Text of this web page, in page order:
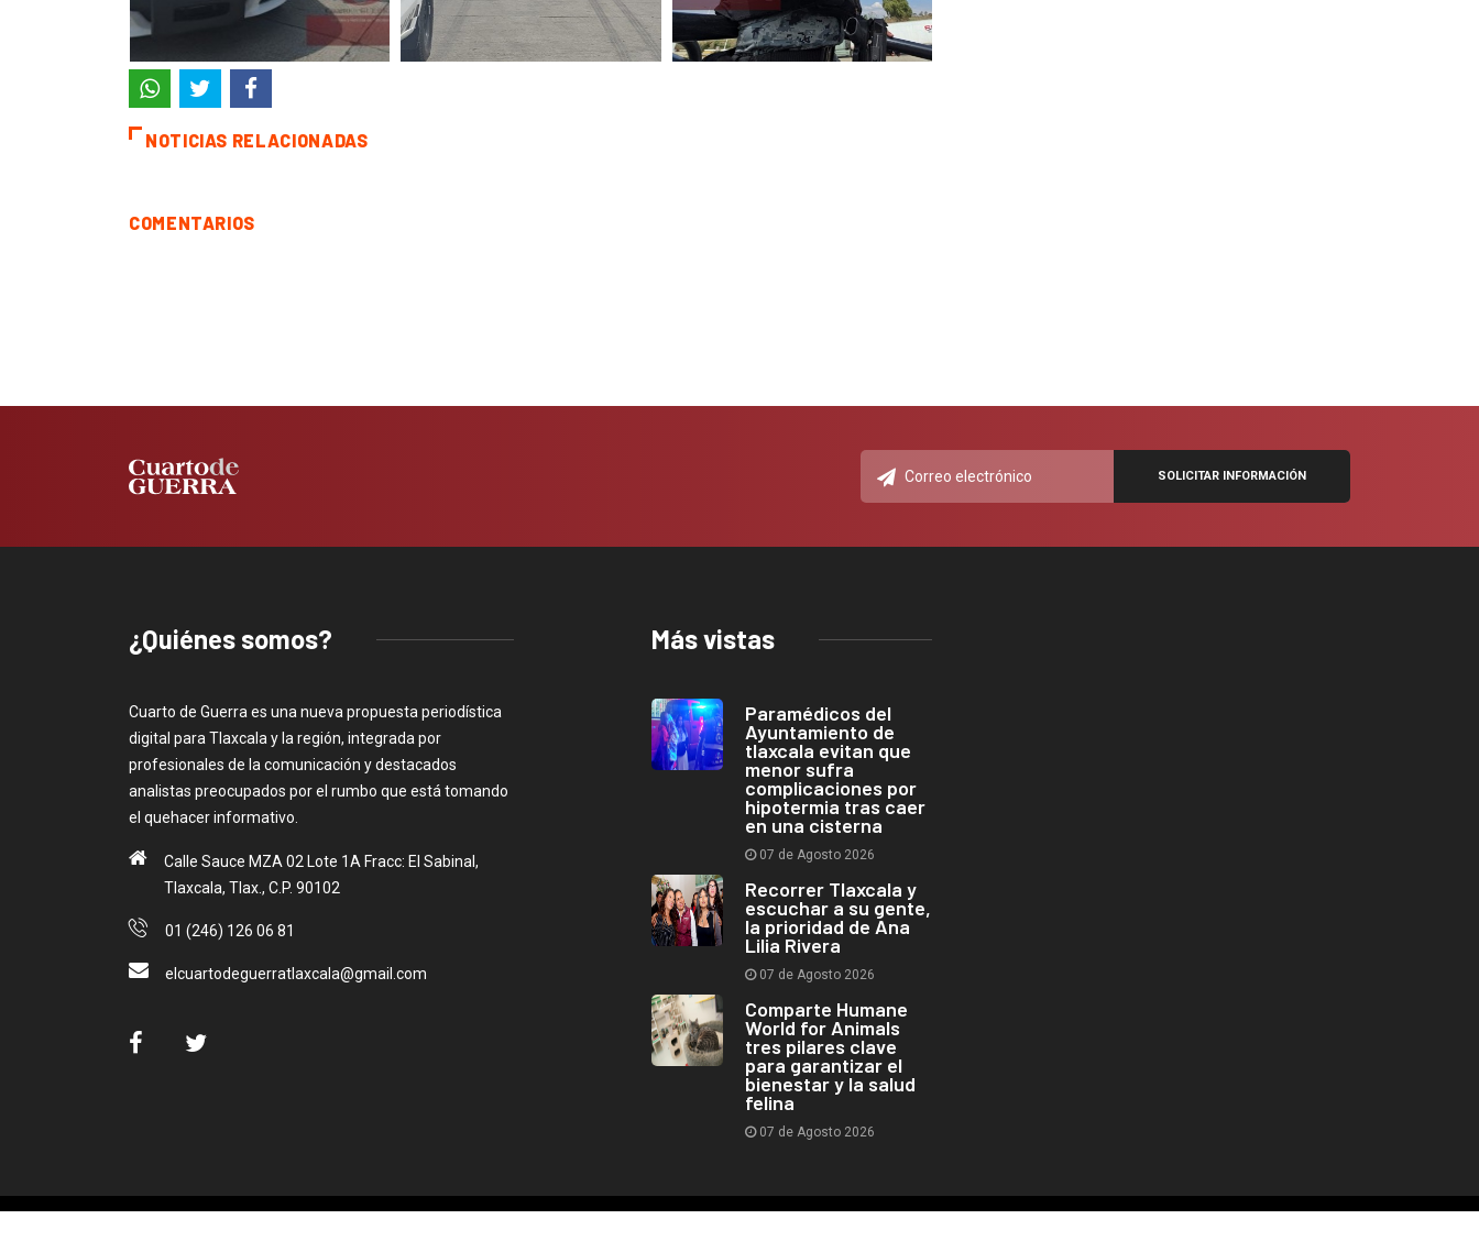
NOTICIAS RELACIONADAS
COMENTARIOS
¿Quiénes somos?
Cuarto de Guerra es una nueva propuesta periodística
digital para Tlaxcala y la región, integrada por
profesionales de la comunicación y destacados
analistas preocupados por el rumbo que está tomando
el quehacer informativo.
Calle Sauce MZA 02 Lote 1A Fracc: El Sabinal,
Tlaxcala, Tlax., C.P. 90102
01 (246) 126 06 81
elcuartodeguerratlaxcala@gmail.com
Más vistas
Paramédicos del
Ayuntamiento de
tlaxcala evitan que
menor sufra
complicaciones por
hipotermia tras caer
en una cisterna
07 de Agosto 2026
Recorrer Tlaxcala y
escuchar a su gente,
la prioridad de Ana
Lilia Rivera
07 de Agosto 2026
Comparte Humane
World for Animals
tres pilares clave
para garantizar el
bienestar y la salud
felina
07 de Agosto 2026